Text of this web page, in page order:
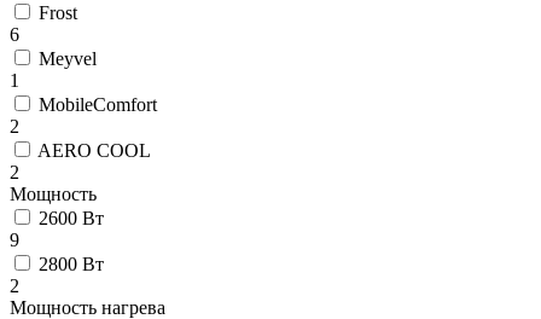
Frost
6
Meyvel
1
MobileComfort
2
AERO COOL
2
Мощность
2600 Вт
9
2800 Вт
2
Мощность нагрева